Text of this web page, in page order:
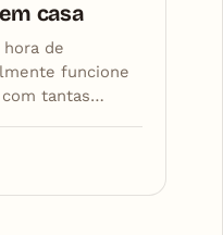
casa
de
funcione
com tantas…